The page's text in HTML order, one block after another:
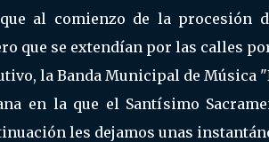
al comienzo de la procesión
que se extendían por las calles
la Banda Municipal de Música
en la que el Santísimo
les dejamos unas